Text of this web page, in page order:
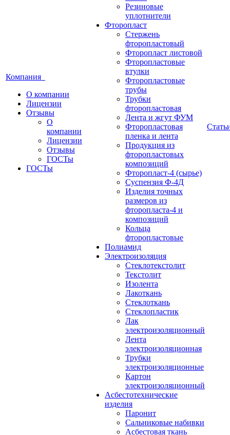
Компания
О компании
Лицензии
Отзывы
О
компании
Лицензии
Отзывы
ГОСТы
ГОСТы
Резиновые
уплотнители
Фторопласт
Стержень
фторопластовый
Фторопласт листовой
Фторопластовые
втулки
Фторопластовые
трубы
Трубки
фторопластовая
Лента и жгут ФУМ
Фторопластовая
пленка и лента
Продукция из
фторопластовых
композиций
Фторопласт-4 (сырье)
Суспензия Ф-4Д
Изделия точных
размеров из
фторопласта-4 и
композиций
Кольца
фторопластовые
Полиамид
Электроизоляция
Стеклотекстолит
Текстолит
Изолента
Лакоткань
Стеклоткань
Стеклопластик
Лак
электроизоляционный
Лента
электроизоляционная
Трубки
электроизоляционные
Картон
электроизоляционный
Асбестотехнические
изделия
Паронит
Сальниковые набивки
Асбестовая ткань